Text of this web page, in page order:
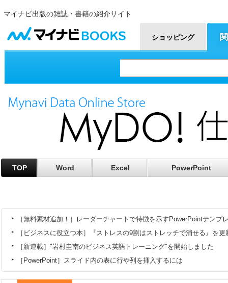
マイナビ出版の雑誌・書籍の紹介サイト
マイナビBOOKS
ショッピング
TOP Word Excel PowerPoint
［無料素材追加！］レーダーチャートで特徴を示すPowerPointテンプ
［ビジネスに役立つ本］『ストレスの9割はストレッチで消せる』を更
［新連載］"岩村圭南のビジネス英語トレーニング"を開始しました
［PowerPoint］スライド内の表に行や列を挿入するには